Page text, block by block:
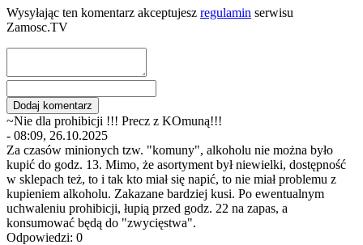
Wysyłając ten komentarz akceptujesz regulamin serwisu
Zamosc.TV
~Nie dla prohibicji !!! Precz z KOmuną!!!
- 08:09, 26.10.2025
Za czasów minionych tzw. "komuny", alkoholu nie można było
kupić do godz. 13. Mimo, że asortyment był niewielki, dostępność
w sklepach też, to i tak kto miał się napić, to nie miał problemu z
kupieniem alkoholu. Zakazane bardziej kusi. Po ewentualnym
uchwaleniu prohibicji, łupią przed godz. 22 na zapas, a
konsumować będą do "zwycięstwa".
Odpowiedzi: 0